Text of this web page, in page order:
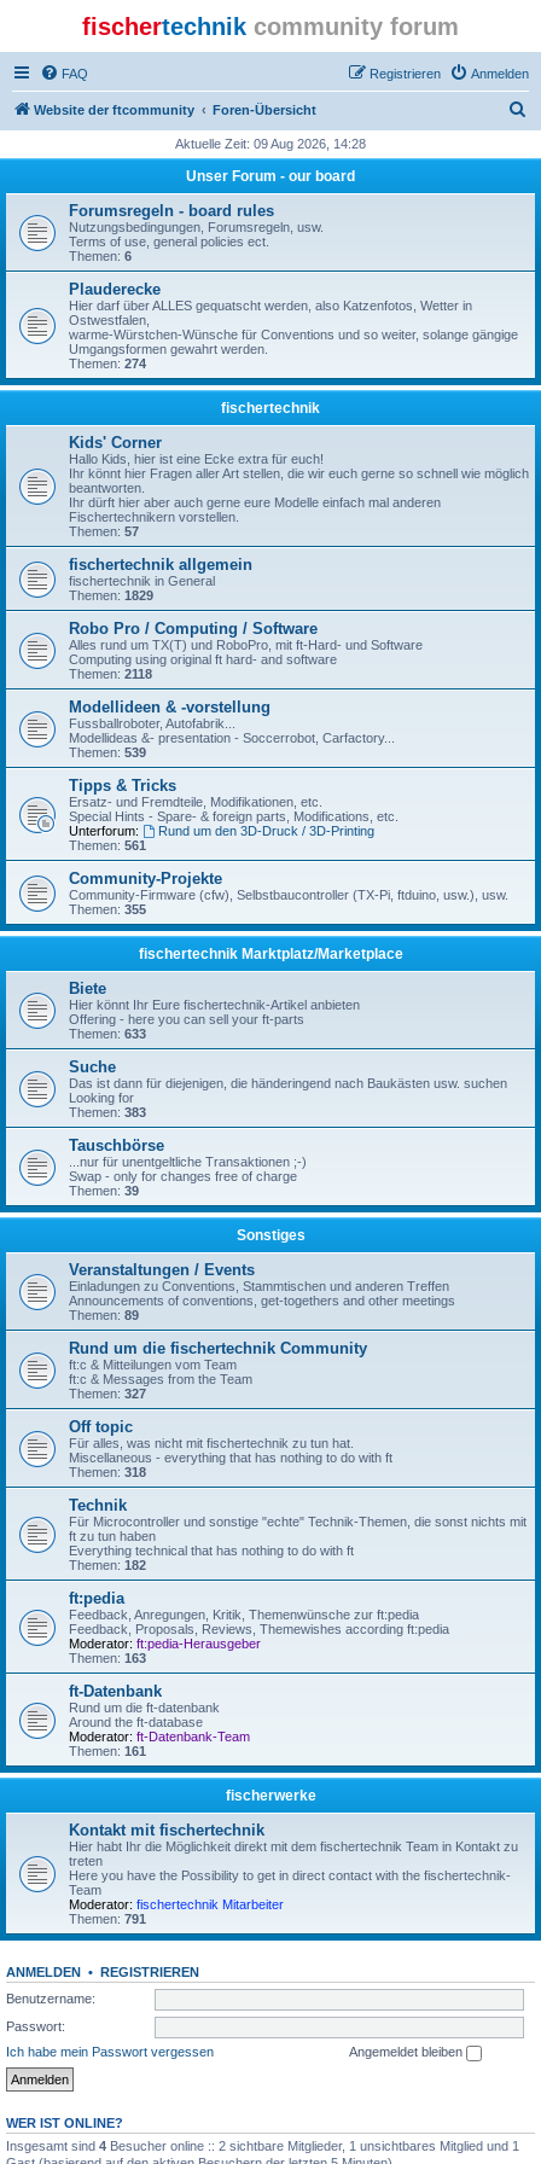
fischertechnik community forum
FAQ Anmelden
Registrieren
Website der ftcommunity Foren-Übersicht
h
Aktuelle Zeit: 09 Aug 2026, 14:28
Unser Forum - our board
Forumsregeln - board rules
Nutzungsbedingungen, Forumsregeln, usw.
Terms of use, general policies ect.
Themen: 6
Plauderecke
Hier darf über ALLES gequatscht werden, also Katzenfotos, Wetter in
Ostwestfalen,
warme-Würstchen-Wünsche für Conventions und so weiter, solange gängige
Umgangsformen gewahrt werden.
Themen: 274
fischertechnik
Kids' Corner
Hallo Kids, hier ist eine Ecke extra für euch!
Ihr könnt hier Fragen aller Art stellen, die wir euch gerne so schnell wie möglich
beantworten.
Ihr dürft hier aber auch gerne eure Modelle einfach mal anderen
Fischertechnikern vorstellen.
Themen: 57
fischertechnik allgemein
fischertechnik in General
Themen: 1829
Robo Pro / Computing / Software
Alles rund um TX(T) und RoboPro, mit ft-Hard- und Software
Computing using original ft hard- and software
Themen: 2118
Modellideen & -vorstellung
Fussballroboter, Autofabrik...
Modellideas &- presentation - Soccerrobot, Carfactory...
Themen: 539
Tipps & Tricks
Ersatz- und Fremdteile, Modifikationen, etc.
Special Hints - Spare- & foreign parts, Modifications, etc.
Unterforum:
Rund um den 3D-Druck / 3D-Printing
Themen: 561
Community-Projekte
Community-Firmware (cfw), Selbstbaucontroller (TX-Pi, ftduino, usw.), usw.
Themen: 355
fischertechnik Marktplatz/Marketplace
Biete
Hier könnt Ihr Eure fischertechnik-Artikel anbieten
Offering - here you can sell your ft-parts
Themen: 633
Suche
Das ist dann für diejenigen, die händeringend nach Baukästen usw. suchen
Looking for
Themen: 383
Tauschbörse
...nur für unentgeltliche Transaktionen ;-)
Swap - only for changes free of charge
Themen: 39
Sonstiges
Veranstaltungen / Events
Einladungen zu Conventions, Stammtischen und anderen Treffen
Announcements of conventions, get-togethers and other meetings
Themen: 89
Rund um die fischertechnik Community
ft:c & Mitteilungen vom Team
ft:c & Messages from the Team
Themen: 327
Off topic
Für alles, was nicht mit fischertechnik zu tun hat.
Miscellaneous - everything that has nothing to do with ft
Themen: 318
Technik
Für Microcontroller und sonstige "echte" Technik-Themen, die sonst nichts mit
ft zu tun haben
Everything technical that has nothing to do with ft
Themen: 182
ft:pedia
Feedback, Anregungen, Kritik, Themenwünsche zur ft:pedia
Feedback, Proposals, Reviews, Themewishes according ft:pedia
Moderator: ft:pedia-Herausgeber
Themen: 163
ft-Datenbank
Rund um die ft-datenbank
Around the ft-database
Moderator: ft-Datenbank-Team
Themen: 161
fischerwerke
Kontakt mit fischertechnik
Hier habt Ihr die Möglichkeit direkt mit dem fischertechnik Team in Kontakt zu
treten
Here you have the Possibility to get in direct contact with the fischertechnik-
Team
Moderator: fischertechnik Mitarbeiter
Themen: 791
ANMELDEN • REGISTRIEREN
Benutzername:
Passwort:
Ich habe mein Passwort vergessen
Angemeldet bleiben
WER IST ONLINE?
Insgesamt sind 4 Besucher online :: 2 sichtbare Mitglieder, 1 unsichtbares Mitglied und 1